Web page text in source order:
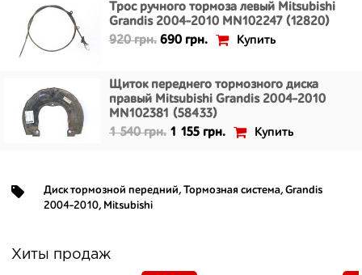
Трос ручного тормоза левый Mitsubishi
Grandis 2004-2010 MN102247 (12820)
920 грн. 690 грн. Купить
Щиток переднего тормозного диска
правый Mitsubishi Grandis 2004-2010
MN102381 (58433)
1 540 грн. 1 155 грн. Купить
Диск тормозной передний, Тормозная система, Grandis
2004-2010, Mitsubishi
Хиты продаж